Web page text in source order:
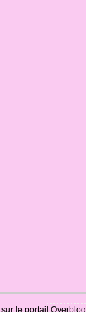
sur le portail Overblog